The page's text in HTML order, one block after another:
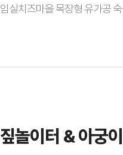
임실치즈마을 목장형 유가공
짚놀이터 & 아궁